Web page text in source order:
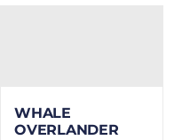
WHALE
OVERLANDER